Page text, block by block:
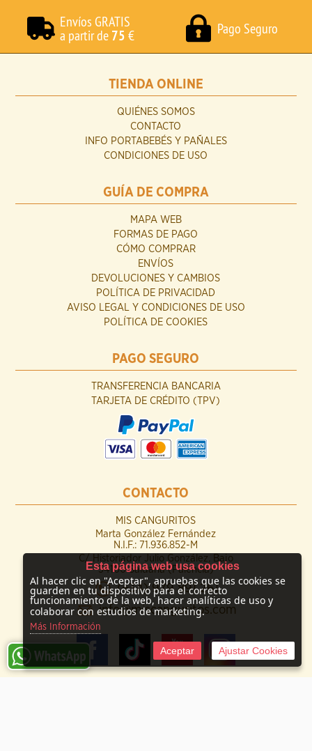
Envíos GRATIS
a partir de 75 € Pago Seguro
TIENDA ONLINE
QUIÉNES SOMOS
CONTACTO
INFO PORTABEBÉS Y PAÑALES
CONDICIONES DE USO
GUÍA DE COMPRA
MAPA WEB
FORMAS DE PAGO
CÓMO COMPRAR
ENVÍOS
DEVOLUCIONES Y CAMBIOS
POLÍTICA DE PRIVACIDAD
AVISO LEGAL Y CONDICIONES DE USO
POLÍTICA DE COOKIES
PAGO SEGURO
TRANSFERENCIA BANCARIA
TARJETA DE CRÉDITO (TPV)
CONTACTO
MIS CANGURITOS
Marta González Fernández
N.I.F.: 71.936.852-M
C/ Historiador Julio González, Bajo
34100 Saldaña (Palencia)
(+34) 979 891 261
info@miscanguritos.com
Esta página web usa cookies
Al hacer clic en "Aceptar", apruebas que las cookies se
guarden en tu dispositivo para el correcto
funcionamiento de la web, hacer analíticas de uso y
colaborar con estudios de marketing.
Más Información
Aceptar Ajustar Cookies